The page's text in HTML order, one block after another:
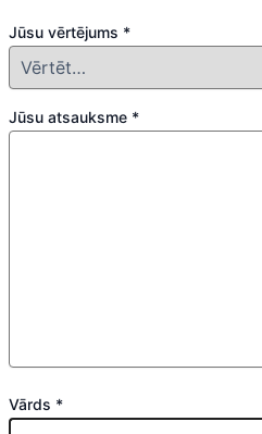
Jūsu vērtējums *
Jūsu atsauksme *
Vārds *